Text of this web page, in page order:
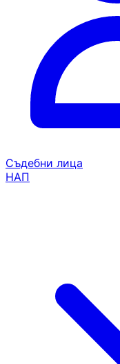
Съдебни лица
НАП